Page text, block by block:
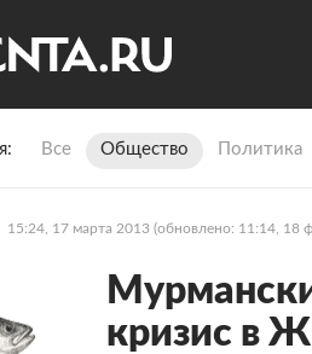
Все Общество Политика
15:24, 17 марта 2013 (обновлено: 11:14, 18
кризис в